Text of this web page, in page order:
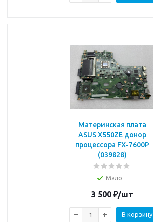
Материнская плата
ASUS X550ZE донор
процессора FX-7600P
(039828)
Мало
3 500₽/шт
В корзину